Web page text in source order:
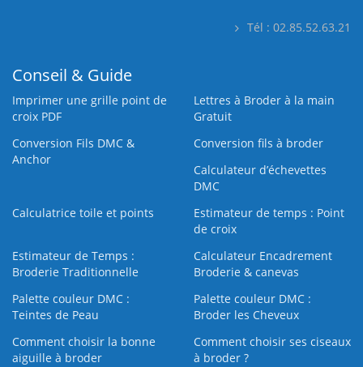
Tél : 02.85.52.63.21
Conseil & Guide
Imprimer une grille point de
croix PDF
Lettres à Broder à la main
Gratuit
Conversion Fils DMC &
Anchor
Conversion fils à broder
Calculateur d’échevettes
DMC
Calculatrice toile et points
Estimateur de temps : Point
de croix
Estimateur de Temps :
Broderie Traditionnelle
Calculateur Encadrement
Broderie & canevas
Palette couleur DMC :
Teintes de Peau
Palette couleur DMC :
Broder les Cheveux
Comment choisir la bonne
aiguille à broder
Comment choisir ses ciseaux
à broder ?